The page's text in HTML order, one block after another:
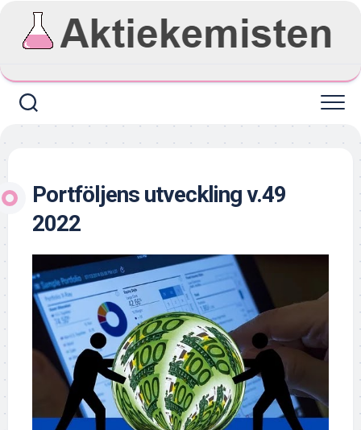
content
Portföljens utveckling v.49
2022